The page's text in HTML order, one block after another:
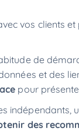
vos clients
de
et des
pour
indépendants,
des